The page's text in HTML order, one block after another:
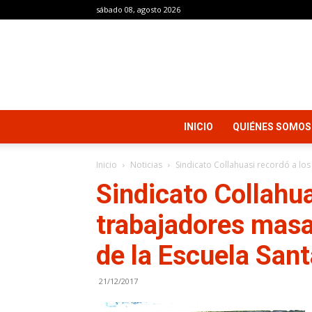
sábado 08, agosto 2026
INICIO QUIÉNES SOMOS
Inicio Noticias Sindicato Collahuasi recordó a
Sindicato
trabajadores
de la Escuela
21/12/2017